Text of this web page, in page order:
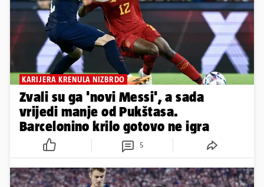
KARIJERA KRENULA NIZBRDO
Zvali su ga 'novi Messi', a sada
vrijedi manje od Pukštasa.
Barcelonino krilo gotovo ne igra
5